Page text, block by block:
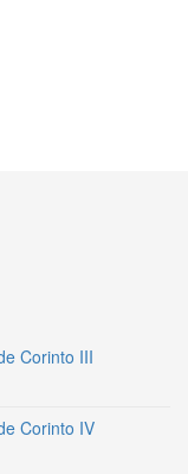
Corinto III
Corinto IV